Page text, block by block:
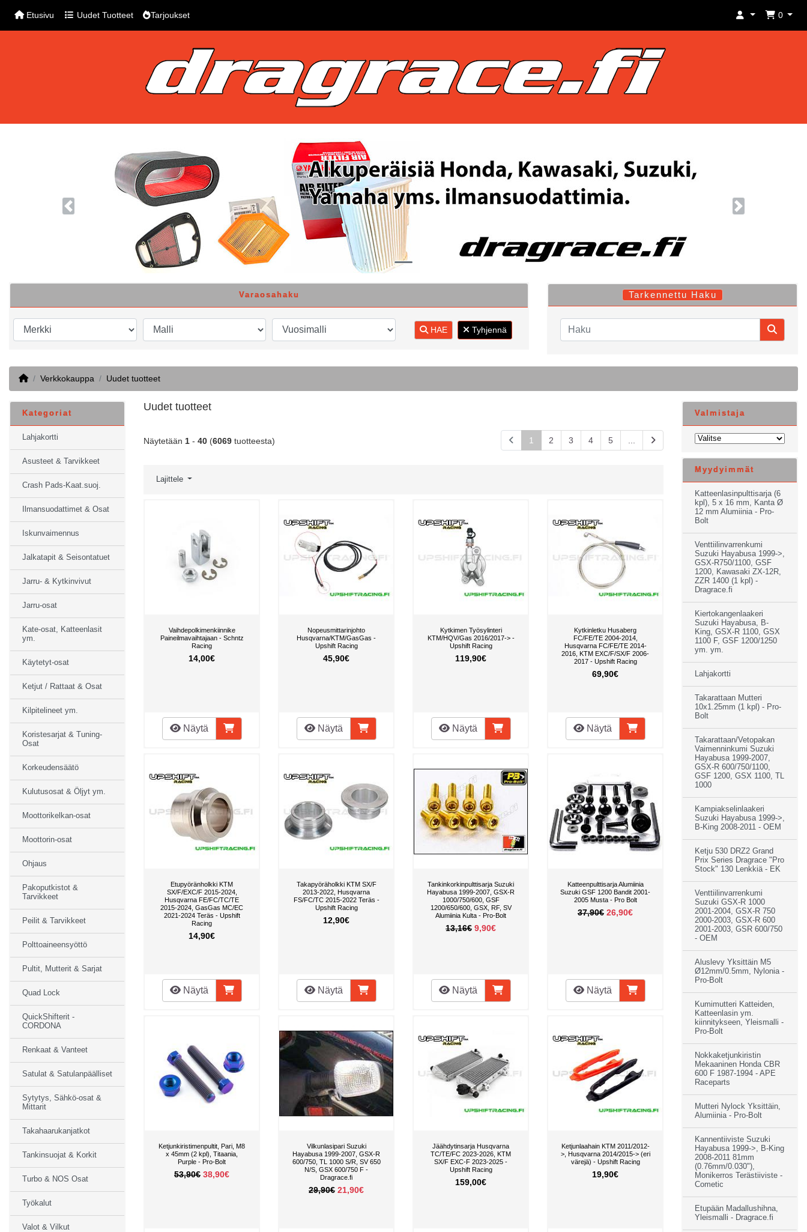
Etusivu Uudet Tuotteet Tarjoukset 0
Previous Next
Varaosahaku
HAE Tyhjennä
Tarkennettu Haku
HomeVerkkokauppa Uudet tuotteet
Uudet tuotteet
Näytetään 1 - 40 (6069 tuotteesta) 1 2 3 4 5
Lajittele
Vaihdepolkimenkiinnike
Paineilmavaihtajaan - Schntz
Racing
14,00€
Näytä
Nopeusmittarinjohto
Husqvarna/KTM/GasGas -
Upshift Racing
45,90€
Näytä
Kytkimen Työsylinteri
KTM/HQV/Gas 2016/2017-> -
Upshift Racing
119,90€
Näytä
Kytkinletku Husaberg
FC/FE/TE 2004-2014,
Husqvarna FC/FE/TE 2014-
2016, KTM EXC/F/SX/F 2006-
2017 - Upshift Racing
69,90€
Näytä
Etupyöränholkki KTM
SX/F/EXC/F 2015-2024,
Husqvarna FE/FC/TC/TE
2015-2024, GasGas MC/EC
2021-2024 Teräs - Upshift
Racing
14,90€
Näytä
Takapyöräholkki KTM SX/F
2013-2022, Husqvarna
FS/FC/TC 2015-2022 Teräs -
Upshift Racing
12,90€
Näytä
Tankinkorkinpulttisarja Suzuki
Hayabusa 1999-2007, GSX-R
1000/750/600, GSF
1200/650/600, GSX, RF, SV
Alumiinia Kulta - Pro-Bolt
13,16€ 9,90€
Näytä
Katteenpulttisarja Alumiinia
Suzuki GSF 1200 Bandit 2001-
2005 Musta - Pro Bolt
37,90€ 26,90€
Näytä
Ketjunkiristimenpultit, Pari, M8
x 45mm (2 kpl), Titaania,
Purple - Pro-Bolt
53,90€ 38,90€
Vilkunlasipari Suzuki
Hayabusa 1999-2007, GSX-R
600/750, TL 1000 S/R, SV 650
N/S, GSX 600/750 F -
Dragrace.fi
29,90€ 21,90€
Jäähdytinsarja Husqvarna
TC/TE/FC 2023-2026, KTM
SX/F EXC-F 2023-2025 -
Upshift Racing
159,00€
Ketjunlaahain KTM 2011/2012-
>, Husqvarna 2014/2015-> (eri
värejä) - Upshift Racing
19,90€
Kategoriat
Lahjakortti
Asusteet & Tarvikkeet
Crash Pads-Kaat.suoj.
Ilmansuodattimet & Osat
Iskunvaimennus
Jalkatapit & Seisontatuet
Jarru- & Kytkinvivut
Jarru-osat
Kate-osat, Katteenlasit
ym.
Käytetyt-osat
Ketjut / Rattaat & Osat
Kilpitelineet ym.
Koristesarjat & Tuning-
Osat
Korkeudensäätö
Kulutusosat & Öljyt ym.
Moottorikelkan-osat
Moottorin-osat
Ohjaus
Pakoputkistot &
Tarvikkeet
Peilit & Tarvikkeet
Polttoaineensyöttö
Pultit, Mutterit & Sarjat
Quad Lock
QuickShifterit -
CORDONA
Renkaat & Vanteet
Satulat & Satulanpäälliset
Sytytys, Sähkö-osat &
Mittarit
Takahaarukanjatkot
Tankinsuojat & Korkit
Turbo & NOS Osat
Työkalut
Valot & Vilkut
Valmistaja
Myydyimmät
Katteenlasinpulttisarja (6
kpl), 5 x 16 mm, Kanta Ø
12 mm Alumiinia - Pro-
Bolt
Venttiilinvarrenkumi
Suzuki Hayabusa 1999->,
GSX-R750/1100, GSF
1200, Kawasaki ZX-12R,
ZZR 1400 (1 kpl) -
Dragrace.fi
Kiertokangenlaakeri
Suzuki Hayabusa, B-
King, GSX-R 1100, GSX
1100 F, GSF 1200/1250
ym. ym.
Lahjakortti
Takarattaan Mutteri
10x1.25mm (1 kpl) - Pro-
Bolt
Takarattaan/Vetopakan
Vaimenninkumi Suzuki
Hayabusa 1999-2007,
GSX-R 600/750/1100,
GSF 1200, GSX 1100, TL
1000
Kampiakselinlaakeri
Suzuki Hayabusa 1999->,
B-King 2008-2011 - OEM
Ketju 530 DRZ2 Grand
Prix Series Dragrace "Pro
Stock" 130 Lenkkiä - EK
Venttiilinvarrenkumi
Suzuki GSX-R 1000
2001-2004, GSX-R 750
2000-2003, GSX-R 600
2001-2003, GSR 600/750
- OEM
Aluslevy Yksittäin M5
Ø12mm/0.5mm, Nylonia -
Pro-Bolt
Kumimutteri Katteiden,
Katteenlasin ym.
kiinnitykseen, Yleismalli -
Pro-Bolt
Nokkaketjunkiristin
Mekaaninen Honda CBR
600 F 1987-1994 - APE
Raceparts
Mutteri Nylock Yksittäin,
Alumiinia - Pro-Bolt
Kannentiiviste Suzuki
Hayabusa 1999->, B-King
2008-2011 81mm
(0.76mm/0.030"),
Monikerros Terästiiviste -
Cometic
Etupään Madallushihna,
Yleismalli - Dragrace.fi